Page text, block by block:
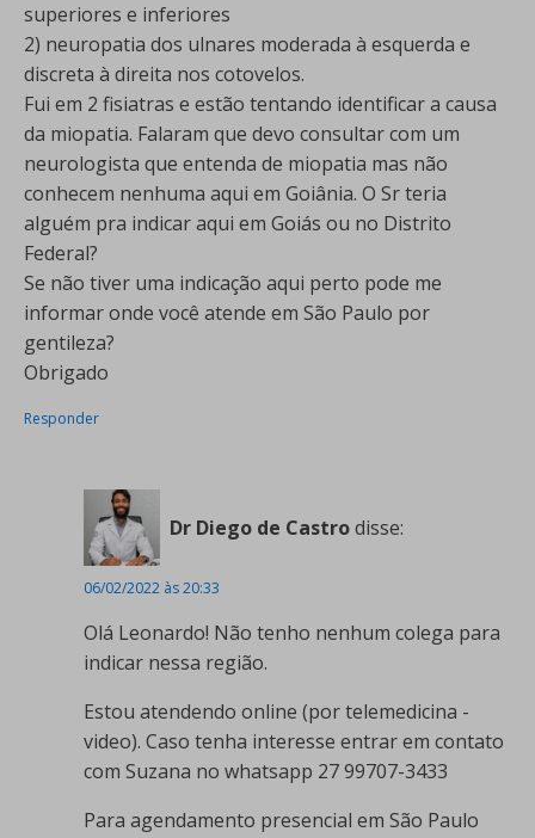
superiores e inferiores
2) neuropatia dos ulnares moderada à esquerda e
discreta à direita nos cotovelos.
Fui em 2 fisiatras e estão tentando identificar a causa
da miopatia. Falaram que devo consultar com um
neurologista que entenda de miopatia mas não
conhecem nenhuma aqui em Goiânia. O Sr teria
alguém pra indicar aqui em Goiás ou no Distrito
Federal?
Se não tiver uma indicação aqui perto pode me
informar onde você atende em São Paulo por
gentileza?
Obrigado
Responder
Dr Diego de Castrodisse:
06/02/2022 às 20:33
Olá Leonardo! Não tenho nenhum colega para
indicar nessa região.
Estou atendendo online (por telemedicina -
video). Caso tenha interesse entrar em contato
com Suzana no whatsapp 27 99707-3433
Para agendamento presencial em São Paulo